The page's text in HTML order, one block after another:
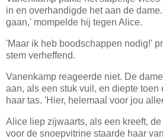
in en overhandigde het aan de
gaan,' mompelde hij tegen Alice.
'Maar ik heb boodschappen nodig!'
stem verheffend.
Vanenkamp reageerde niet. De
aan, als een stuk vuil, en diepte
haar tas. 'Hier, helemaal voor jou
Alice liep zijwaarts, als een kreeft,
voor de snoepvitrine staarde haar